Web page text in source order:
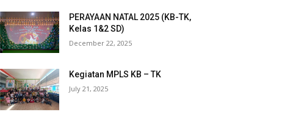
PERAYAAN NATAL 2025 (KB-TK,
Kelas 1&2 SD)
December 22, 2025
Kegiatan MPLS KB – TK
July 21, 2025